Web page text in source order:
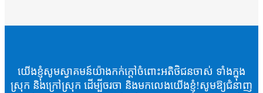
យើងខ្ញុំសូមស្វាគមន៍យ៉ាងកក់ក្តៅចំពោះអតិថិជនចាស់ ទាំងក្នុង
ស្រុក និងក្រៅស្រុក ដើម្បីចរចា និងមកលេងយើងខ្ញុំ!សូមឱ្យជំនាញ